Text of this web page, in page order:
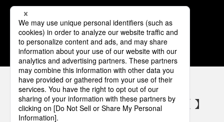
1 2 3 4 5
パナソニックの電気設備 SNSアカウント